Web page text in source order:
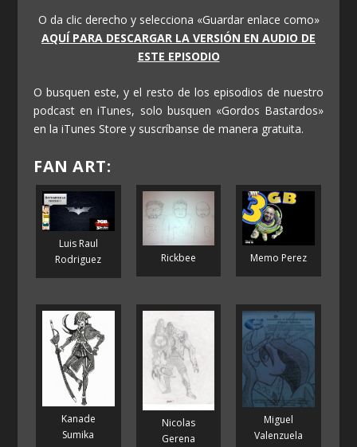
O da clic derecho y selecciona «Guardar enlace como»
AQUÍ PARA DESCARGAR LA VERSIÓN EN AUDIO DE
ESTE EPISODIO
O busquen este, y el resto de los episodios de nuestro
podcast en iTunes, solo busquen «Gordos Bastardos»
en la iTunes Store y suscríbanse de manera gratuita.
FAN ART:
Luis Raul
Rodriguez
Rickbee Memo Perez
Kanade
Sumika
Nicolas
Gerena
Miguel
Valenzuela